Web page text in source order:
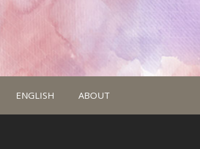
ENGLISH ABOUT